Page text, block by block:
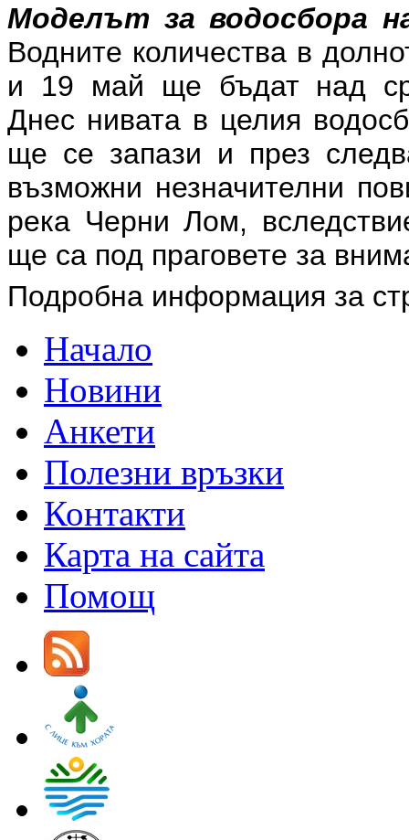
Моделът за водосбора
Водните количества в
и 19 май ще бъдат над
Днес нивата в целия
ще се запази и през
възможни незначителни
река Черни Лом,
ще са под праговете за
Подробна информация за
Начало
Новини
Анкети
Полезни връзки
Контакти
Карта на сайта
Помощ